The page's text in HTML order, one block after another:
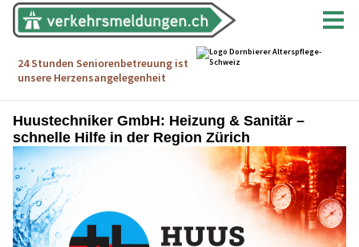
Huustechniker GmbH: Heizung & Sanitär –
schnelle Hilfe in der Region Zürich